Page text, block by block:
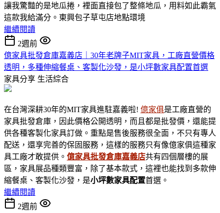
讓我驚豔的是地瓜捲，裡面直接包了整條地瓜，用料如此霸氣
這款我給滿分。東興包子草屯店地點環境
繼續閱讀
2週前
億家具批發倉庫嘉義店｜30年老牌子MIT家具，工廠直營價格
透明，多種伸縮餐桌、客製化沙發，是小坪數家具配置首選
家具分享 生活綜合
在台灣深耕30年的MIT家具進駐嘉義啦! 億家俱是工廠直營的
家具批發倉庫，因此價格公開透明，而且都是批發價，還能提
供各種客製化家具訂做。重點是售後服務很全面，不只有專人
配送，還享完善的保固服務，這樣的服務只有像億家俱這種家
具工廠才敢提供。 億家具批發倉庫嘉義店共有四個層樓的展
區，家具展品種類豐富，除了基本款式，這裡也能找到多款伸
縮餐桌、客製化沙發，是小坪數家具配置首選。
繼續閱讀
2週前